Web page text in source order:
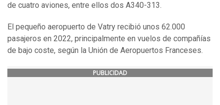
de cuatro aviones, entre ellos dos A340-313.
El pequeño aeropuerto de Vatry recibió unos 62.000
pasajeros en 2022, principalmente en vuelos de compañías
de bajo coste, según la Unión de Aeropuertos Franceses.
PUBLICIDAD